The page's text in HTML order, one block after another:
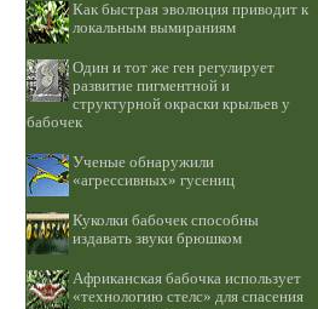
Как быстрая эволюция приводит к
локальным вымираниям
Один и тот же ген регулирует
развитие пигментной и
структурной окраски крыльев у
бабочек
Ученые обнаружили
«агрессивных» гусениц
Куколки бабочек способны
издавать звуки брюшком
Африканская бабочка использует
«технологию стелс» для спасения